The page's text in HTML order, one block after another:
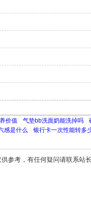
价值 气垫bb洗面奶能洗掉吗
感是什么 银行卡一次性能转多
参考，有任何疑问请联系站长